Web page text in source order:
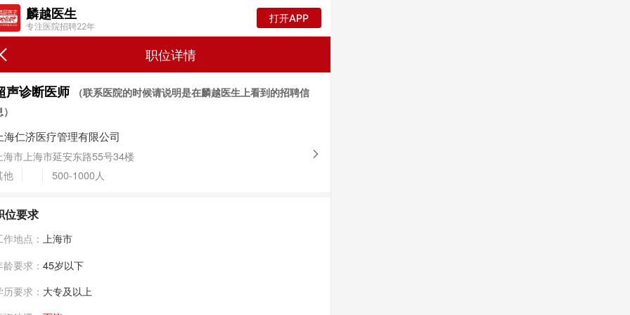
麟越医生
专注医院招聘22年
打开APP
职位详情
声诊断医师
（联系医院的时候请说明是在麟越医生上看到的招聘信
海仁济医疗管理有限公司
海市上海市延安东路55号34楼
他
500-1000人
位要求
作地点： 上海市
龄要求： 45岁以下
历要求： 大专及以上